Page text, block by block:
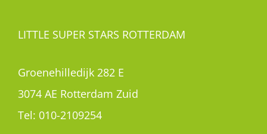
LITTLE SUPER STARS ROTTERDAM
Groenehilledijk 282 E
3074 AE Rotterdam Zuid
Tel: 010-2109254